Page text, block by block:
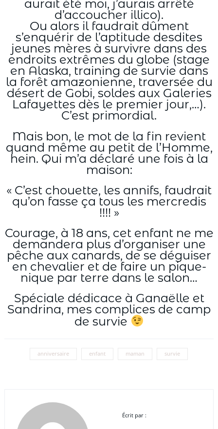
aurait été moi, j’aurais arrêté
d’accoucher illico).
Ou alors il faudrait dûment
s’enquérir de l’aptitude desdites
jeunes mères à survivre dans des
endroits extrêmes du globe (stage
en Alaska, training de survie dans
la forêt amazonienne, traversée du
désert de Gobi, soldes aux Galeries
Lafayettes dès le premier jour,…).
C’est primordial.
Mais bon, le mot de la fin revient
quand même au petit de l’Homme,
hein. Qui m’a déclaré une fois à la
maison:
« C’est chouette, les annifs, faudrait
qu’on fasse ça tous les mercredis
!!!! »
Courage, à 18 ans, cet enfant ne me
demandera plus d’organiser une
pêche aux canards, de se déguiser
en chevalier et de faire un pique-
nique par terre dans le salon…
Spéciale dédicace à Ganaëlle et
Sandrina, mes complices de camp
de survie
anniversaire enfant maman survie
Écrit par :